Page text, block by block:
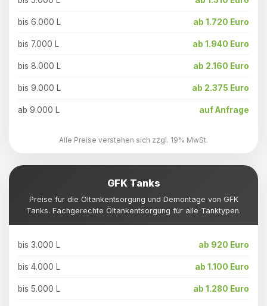
bis 6.000 L ab 1.720 Euro
bis 7.000 L ab 1.940 Euro
bis 8.000 L ab 2.160 Euro
bis 9.000 L ab 2.375 Euro
ab 9.000 L auf Anfrage
Alle Preise verstehen sich zzgl. 19% MwSt.
GFK Tanks
Preise für die Öltankentsorgung und Demontage von GFK
Tanks. Fachgerechte Öltankentsorgung für alle Tanktypen.
bis 3.000 L ab 920 Euro
bis 4.000 L ab 1.100 Euro
bis 5.000 L ab 1.280 Euro